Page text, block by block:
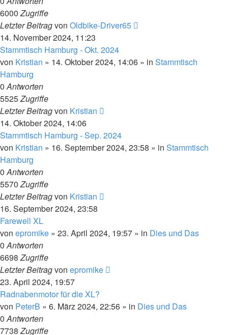
6000Zugriffe
Letzter Beitragvon Oldbike-Driver65
14. November 2024, 11:23
Stammtisch Hamburg - Okt. 2024
von Kristian » 14. Oktober 2024, 14:06 » in Stammtisch
Hamburg
0Antworten
5525Zugriffe
Letzter Beitragvon Kristian
14. Oktober 2024, 14:06
Stammtisch Hamburg - Sep. 2024
von Kristian » 16. September 2024, 23:58 » in Stammtisch
Hamburg
0Antworten
5570Zugriffe
Letzter Beitragvon Kristian
16. September 2024, 23:58
Farewell XL
von epromike » 23. April 2024, 19:57 » in Dies und Das
0Antworten
6698Zugriffe
Letzter Beitragvon epromike
23. April 2024, 19:57
Radnabenmotor für die XL?
von PeterB » 6. März 2024, 22:56 » in Dies und Das
0Antworten
7738Zugriffe